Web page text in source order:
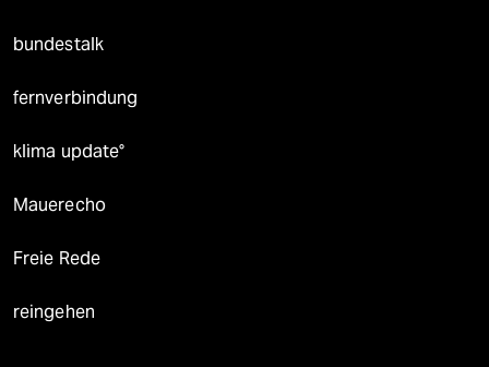
bundestalk
fernverbindung
klima update°
Mauerecho
Freie Rede
reingehen